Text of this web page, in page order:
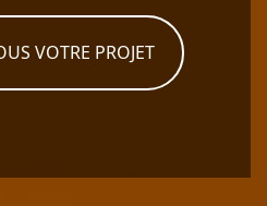
VOTRE PROJET